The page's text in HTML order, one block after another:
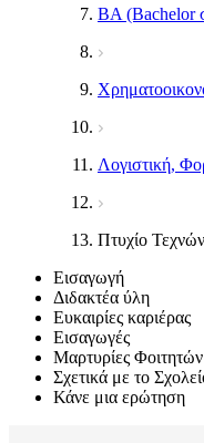
BA (Bachelor
Λογιστική,
Πτυχίο
Εισαγωγή
Διδακτέα ύλη
Ευκαιρίες καριέρας
Εισαγωγές
Μαρτυρίες Φοιτητών
Σχετικά με το
Κάνε μια ερώτηση